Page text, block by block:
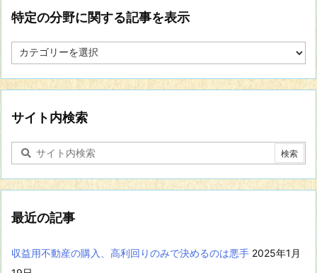
特定の分野に関する記事を表示
定
分
に
関
す
記
事
を
示
サイト内検索
最近の記事
収益用不動産の購入、高利回りのみで決めるのは悪手 2025年1月